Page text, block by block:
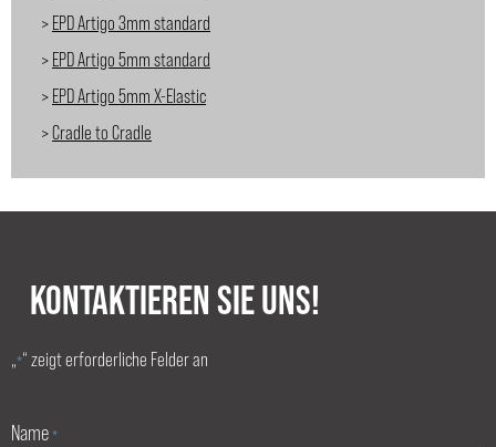
>EPD Artigo 3mm standard
>EPD Artigo 5mm standard
>EPD Artigo 5mm X-Elastic
>Cradle to Cradle
KONTAKTIEREN SIE UNS!
„*“ zeigt erforderliche Felder an
Name *